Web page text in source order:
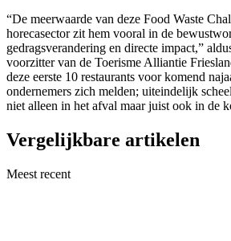
“De meerwaarde van deze Food Waste
horecasector zit hem vooral in de
gedragsverandering en directe impact,”
voorzitter van de Toerisme Alliantie
deze eerste 10 restaurants voor komend
ondernemers zich melden; uiteindelijk
niet alleen in het afval maar juist ook in de
Vergelijkbare artikelen
Meest recent